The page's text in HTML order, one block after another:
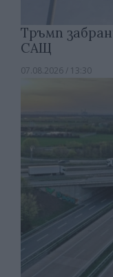
Тръмп
САЩ
07.08.2026 / 13:30